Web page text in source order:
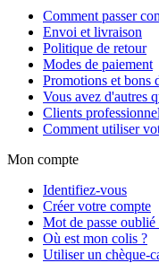
Comment passer
Envoi et livraison
Politique de retour
Modes de paiement
Promotions et bons
Vous avez d'autres
Clients
Comment utiliser
Mon compte
Identifiez-vous
Créer votre compte
Mot de passe oublié
Où est mon colis ?
Utiliser un chèque-